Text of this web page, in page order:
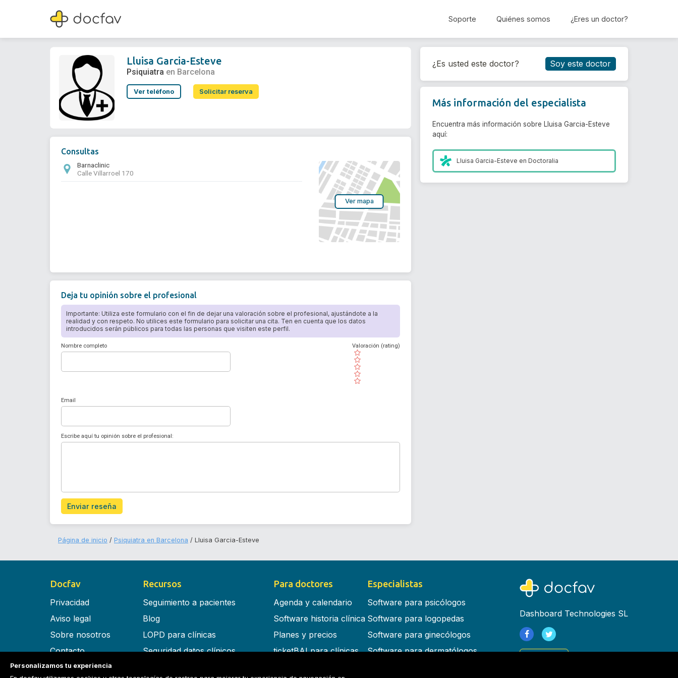
Soporte Quiénes somos ¿Eres un doctor?
Lluisa Garcia-Esteve
Psiquiatra
Reservar cita
Lluisa Garcia-Esteve
Psiquiatra en Barcelona
Ver teléfono Solicitar reserva
Consultas
Barnaclinic
Calle Villarroel 170
Ver mapa
Deja tu opinión sobre el profesional
Importante: Utiliza este formulario con el fin de dejar una valoración sobre el profesional, ajustándote a la
realidad y con respeto. No utilices este formulario para solicitar una cita. Ten en cuenta que los datos
introducidos serán públicos para todas las personas que visiten este perfil.
Nombre completo
( )
( )
( )
( )
( )
Valoración (rating)
Email
Escribe aquí tu opinión sobre el profesional:
Enviar reseña
¿Es usted este doctor? Soy este doctor
Más información del especialista
Encuentra más información sobre Lluisa Garcia-Esteve
aquí:
Lluisa Garcia-Esteve enDoctoralia
Página de inicio Psiquiatra en Barcelona Lluisa Garcia-Esteve
Docfav
Privacidad
Aviso legal
Sobre nosotros
Contacto
Términos y condiciones
Recursos
Seguimiento a pacientes
Blog
LOPD para clínicas
Seguridad datos clínicos
Para doctores
Agenda y calendario
Software historia clínica
Planes y precios
ticketBAI para clínicas
Especialistas
Software para psicólogos
Software para logopedas
Software para ginecólogos
Software para dermatólogos
Dashboard Technologies SL
Personalizamos tu experiencia